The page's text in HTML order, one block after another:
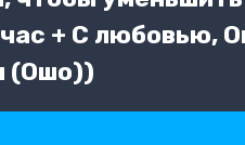
+ С любовью,
(Ошо))